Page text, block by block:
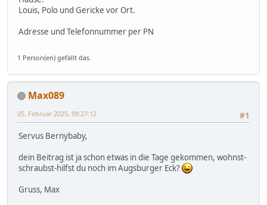
Louis, Polo und Gericke vor Ort.
Adresse und Telefonnummer per PN
1 Person(en) gefällt das.
Max089
#1
05. Februar 2025, 09:27:12
Servus Bernybaby,
dein Beitrag ist ja schon etwas in die Tage gekommen, wohnst-
schraubst-hilfst du noch im Augsburger Eck?
Gruss, Max